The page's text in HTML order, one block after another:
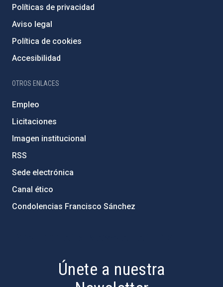
Políticas de privacidad
Aviso legal
Política de cookies
Accesibilidad
OTROS ENLACES
Empleo
Licitaciones
Imagen institucional
RSS
Sede electrónica
Canal ético
Condolencias Francisco Sánchez
Únete a nuestra